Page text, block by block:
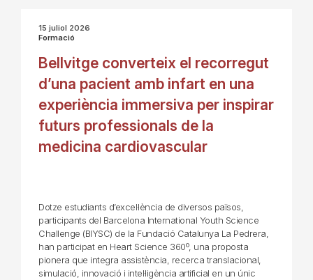
15 juliol 2026
Formació
Bellvitge converteix el recorregut
d’una pacient amb infart en una
experiència immersiva per inspirar
futurs professionals de la
medicina cardiovascular
Dotze estudiants d’excel·lència de diversos països,
participants del Barcelona International Youth Science
Challenge (BIYSC) de la Fundació Catalunya La Pedrera,
han participat en Heart Science 360º, una proposta
pionera que integra assistència, recerca translacional,
simulació, innovació i intel·ligència artificial en un únic